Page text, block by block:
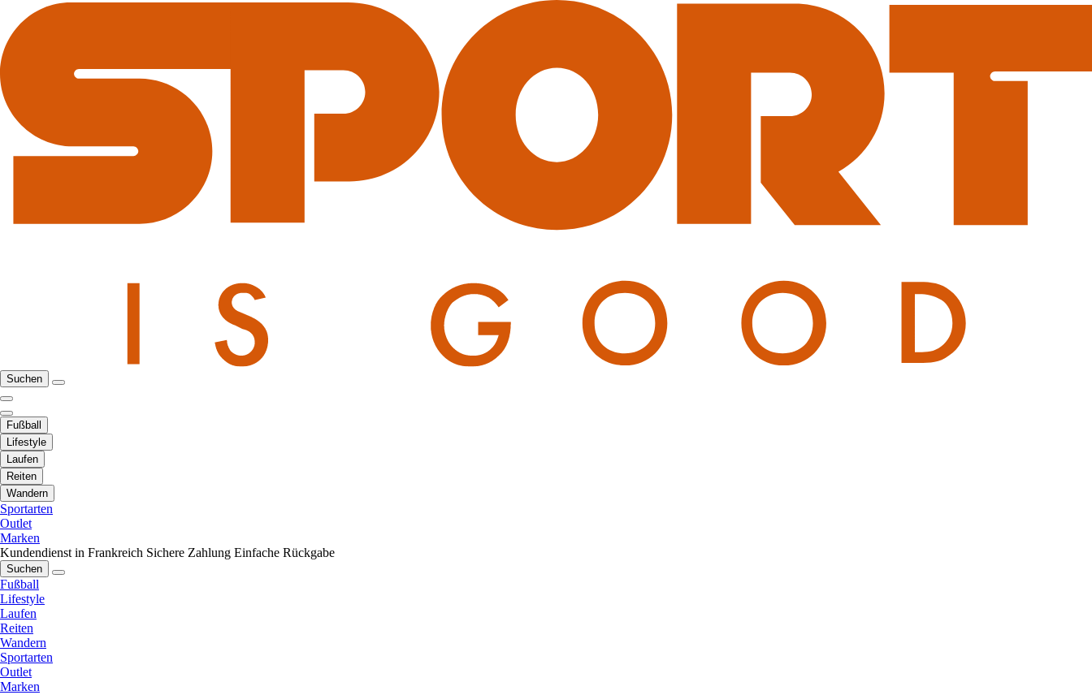
Suchen
Fußball
Lifestyle
Laufen
Reiten
Wandern
Sportarten
Outlet
Marken
Kundendienst in Frankreich Sichere Zahlung Einfache Rückgabe
Suchen
Fußball
Lifestyle
Laufen
Reiten
Wandern
Sportarten
Outlet
Marken